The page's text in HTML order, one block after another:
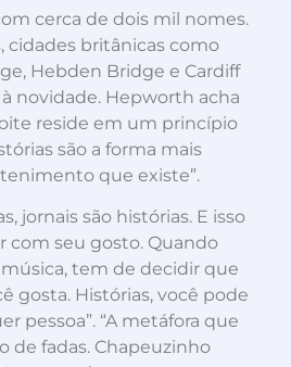
cerca de dois mil nomes.
cidades britânicas como
Hebden Bridge e Cardiff
novidade. Hepworth acha
reside em um princípio
são a forma mais
que existe”.
jornais são histórias. E isso
com seu gosto. Quando
tem de decidir que
gosta. Histórias, você pode
pessoa”. “A metáfora que
de fadas. Chapeuzinho